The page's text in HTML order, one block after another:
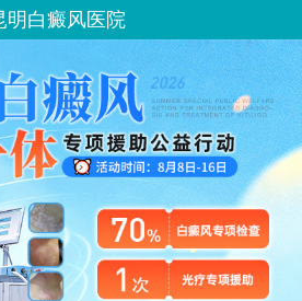
明白癜风医院